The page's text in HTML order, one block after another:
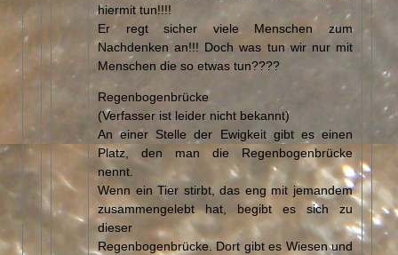
hiermit tun!!!!
Er regt sicher viele Menschen zum
Nachdenken an!!! Doch was tun wir nur mit
Menschen die so etwas tun????
Regenbogenbrücke
(Verfasser ist leider nicht bekannt)
An einer Stelle der Ewigkeit gibt es einen
Platz, den man die Regenbogenbrücke
nennt.
Wenn ein Tier stirbt, das eng mit jemandem
zusammengelebt hat, begibt es sich zu
dieser
Regenbogenbrücke. Dort gibt es Wiesen und